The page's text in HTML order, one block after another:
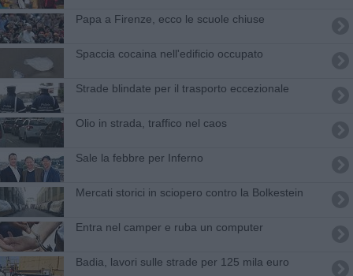
Papa a Firenze, ecco le scuole chiuse
Spaccia cocaina nell'edificio occupato
Strade blindate per il trasporto eccezionale
Olio in strada, traffico nel caos
Sale la febbre per Inferno
Mercati storici in sciopero contro la Bolkestein
Entra nel camper e ruba un computer
Badia, lavori sulle strade per 125 mila euro